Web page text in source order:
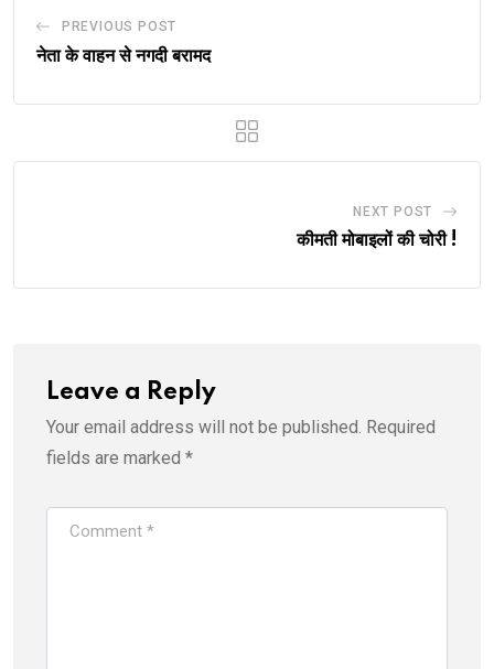
PREVIOUS POST
नेता के वाहन से नगदी बरामद
NEXT POST
कीमती मोबाइलों की चोरी !
Leave a Reply
Your email address will not be published. Required
fields are marked *